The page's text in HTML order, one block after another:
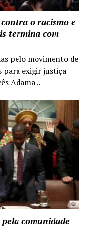
o racismo e
termina com
pelo movimento de
para exigir justiça
Adama...
comunidade